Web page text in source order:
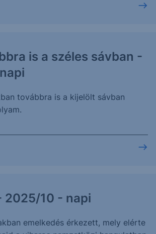
is a széles sávban -
továbbra is a kijelölt sávban
2025/10 - napi
emelkedés érkezett, mely elérte